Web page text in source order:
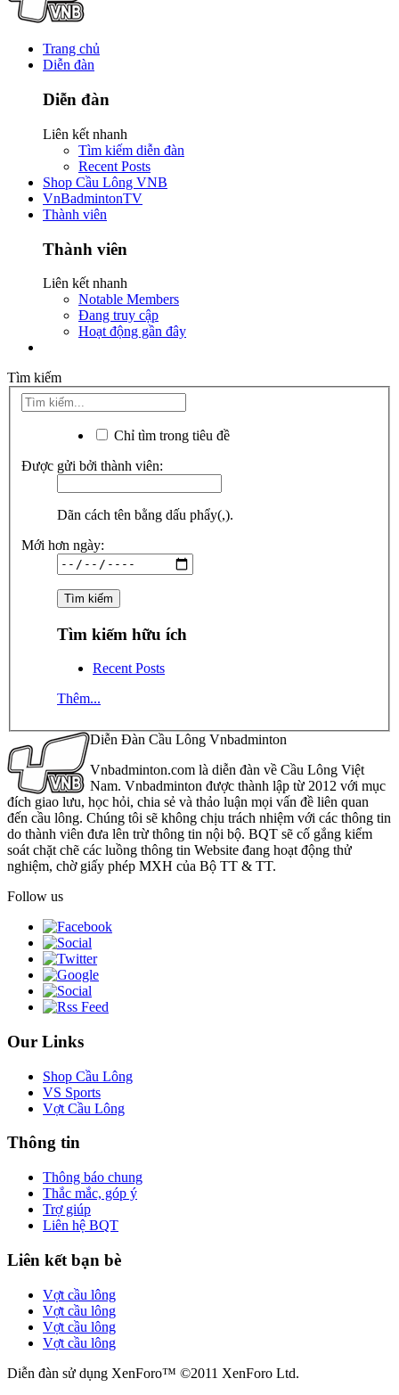
Trang chủ
Diễn đàn
Diễn đàn
Liên kết nhanh
Tìm kiếm diễn đàn
Recent Posts
Shop Cầu Lông VNB
VnBadmintonTV
Thành viên
Thành viên
Liên kết nhanh
Notable Members
Đang truy cập
Hoạt động gần đây
Tìm kiếm
Chỉ tìm trong tiêu đề
Được gửi bởi thành viên:
Dãn cách tên bằng dấu phẩy(,).
Mới hơn ngày:
Tìm kiếm hữu ích
Recent Posts
Thêm...
Diễn Đàn Cầu Lông Vnbadminton
Vnbadminton.com là diễn đàn về Cầu Lông Việt
Nam. Vnbadminton được thành lập từ 2012 với mục
đích giao lưu, học hỏi, chia sẻ và thảo luận mọi vấn đề liên quan
đến cầu lông. Chúng tôi sẽ không chịu trách nhiệm với các thông tin
do thành viên đưa lên trừ thông tin nội bộ. BQT sẽ cố gắng kiểm
soát chặt chẽ các luồng thông tin Website đang hoạt động thử
nghiệm, chờ giấy phép MXH của Bộ TT & TT.
Follow us
Our Links
Shop Cầu Lông
VS Sports
Vợt Cầu Lông
Thông tin
Thông báo chung
Thắc mắc, góp ý
Trợ giúp
Liên hệ BQT
Liên kết bạn bè
Vợt cầu lông
Vợt cầu lông
Vợt cầu lông
Vợt cầu lông
Diễn đàn sử dụng XenForo™ ©2011 XenForo Ltd.